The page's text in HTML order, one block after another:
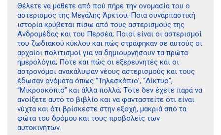
Θέλετε να μάθετε από πού πήρε την ονομασία του ο
αστερισμός της Μεγάλης Άρκτου; Ποια συναρπαστική
ιστορία κρύβεται πίσω από τους αστερισμούς της
Ανδρομέδας και του Περσέα; Ποιοί είναι οι αστερισμοί
του ζωδιακού κύκλου και πώς στράφηκαν σε αυτούς οι
αρχαίοι πολιτισμοί για να δημιουργήσουν τα πρώτα
ημερολόγια; Πότε και πώς οι εξερευνητές και οι
αστρονόμοι ανακάλυψαν νέους αστερισμούς και τους
έδωσαν ονόματα όπως “Τηλεσκόπιο’, “Δίκτυο”,
“Μικροσκόπιο” και άλλα πολλά; Τότε δεν έχετε παρά να
ανοίξετε αυτό το βιβλίο και να φανταστείτε ότι είναι
νύχτα και ότι βρίσκεστε στην εξοχή, μακριά από τα
φώτα του δρόμου και τους προβολείς των
αυτοκινήτων.